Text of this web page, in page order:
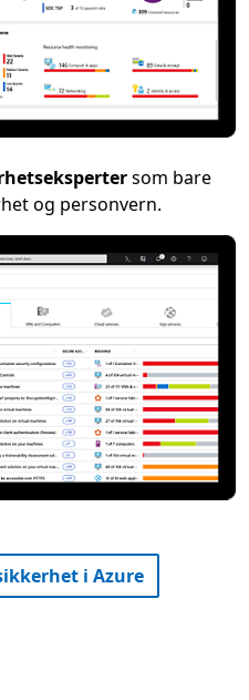
som bare
og personvern.
i Azure